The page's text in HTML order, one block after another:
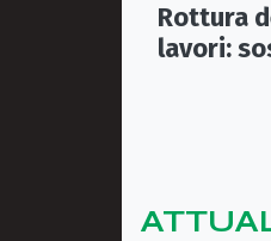
Rottura
lavori:
nel